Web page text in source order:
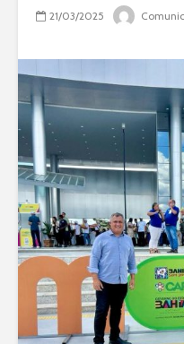
21/03/2025